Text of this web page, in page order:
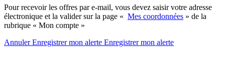
Pour recevoir les offres par e-mail, vous devez saisir votre adresse
électronique et la valider sur la page « Mes coordonnées » de la
rubrique « Mon compte »
AnnulerEnregistrer mon alerte Enregistrermon alerte